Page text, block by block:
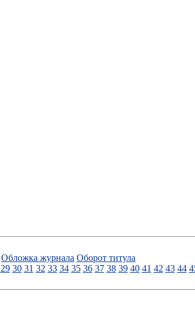
Обложка журнала Оборот титула
29 30 31 32 33 34 35 36 37 38 39 40 41 42 43 44